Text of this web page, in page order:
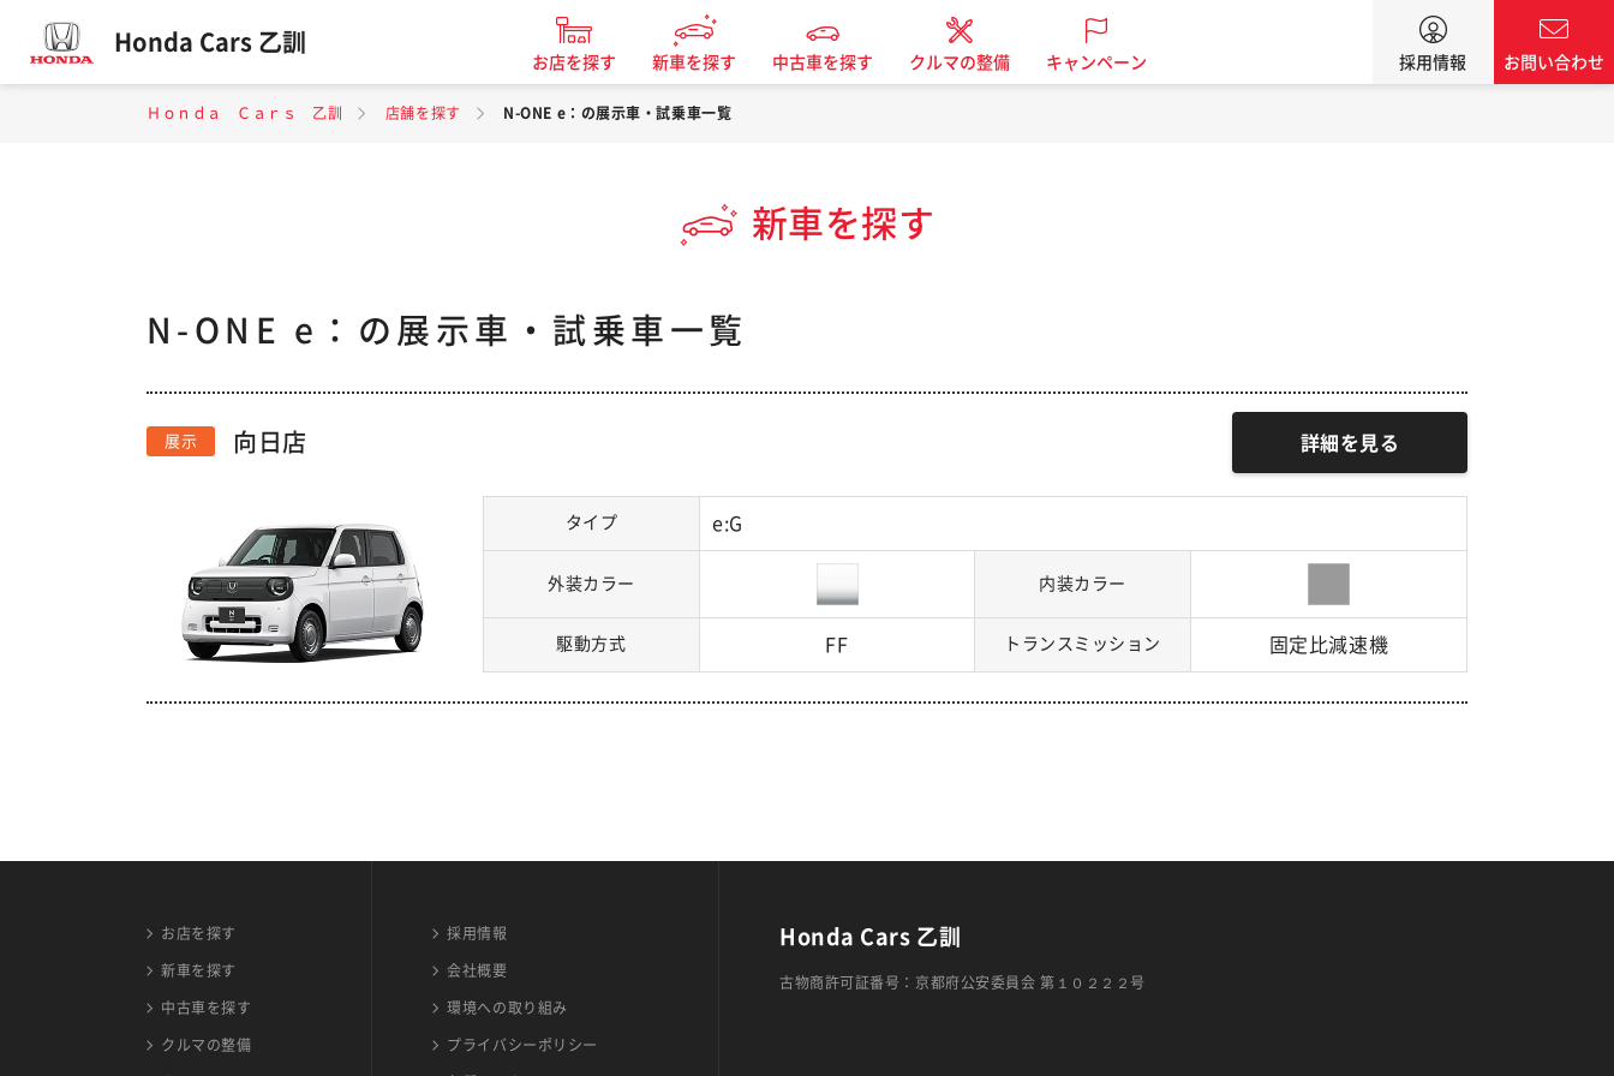
Honda Cars 乙訓
お店を探す 新車を探す 中古車を探す クルマの整備 キャンペーン 採用情報 お問い合わせ
Ｈｏｎｄａ Ｃａｒｓ 乙訓 店舗を探す N-ONE e：の展示車・試乗車一覧
新車を探す
N-ONE e：の展示車・試乗車一覧
展示 向日店
タイプ e:G
外装カラー 内装カラー
駆動方式 FF トランスミッション 固定比減速機
詳細を見る
お店を探す
新車を探す
中古車を探す
クルマの整備
採用情報
会社概要
環境への取り組み
プライバシーポリシー
Honda Cars 乙訓
古物商許可証番号：京都府公安委員会 第１０２２２号